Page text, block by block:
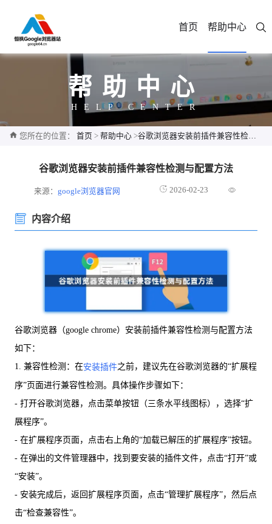
首页 帮助中心
帮助中心
HELP CENTER
您所在的位置： 首页 > 帮助中心 >谷歌浏览器安装前插件兼容性检测与配置方法
谷歌浏览器安装前插件兼容性检测与配置方法
来源：google浏览器官网 2026-02-23
内容介绍
谷歌浏览器（google chrome）安装前插件兼容性检测与配置方法
如下：
1. 兼容性检测：在安装插件之前，建议先在谷歌浏览器的“扩展程
序”页面进行兼容性检测。具体操作步骤如下：
- 打开谷歌浏览器，点击菜单按钮（三条水平线图标），选择“扩
展程序”。
- 在扩展程序页面，点击右上角的“加载已解压的扩展程序”按钮。
- 在弹出的文件管理器中，找到要安装的插件文件，点击“打开”或
“安装”。
- 安装完成后，返回扩展程序页面，点击“管理扩展程序”，然后点
击“检查兼容性”。